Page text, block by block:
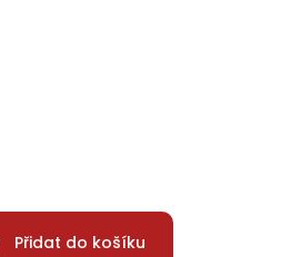
Přidat do košíku